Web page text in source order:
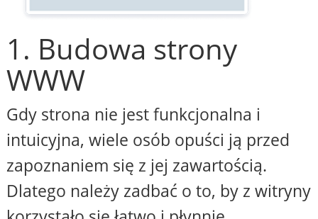
1. Budowa strony
WWW
Gdy strona nie jest funkcjonalna i
intuicyjna, wiele osób opuści ją przed
zapoznaniem się z jej zawartością.
Dlatego należy zadbać o to, by z witryny